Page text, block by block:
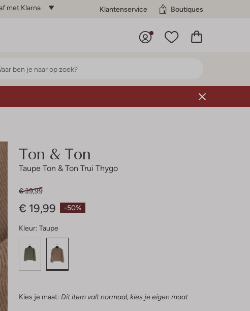
met Klarna Klantenservice Boutiques
Ton & Ton
Taupe Ton & Ton Trui Thygo
-50%
€ 39,99
€ 19,99
Kleur: Taupe
Kies je maat: Dit item valt normaal, kies je eigen maat